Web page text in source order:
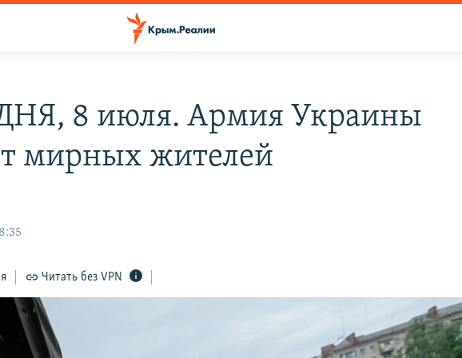
8 июля. Армия Украины
мирных жителей
Читать без VPN